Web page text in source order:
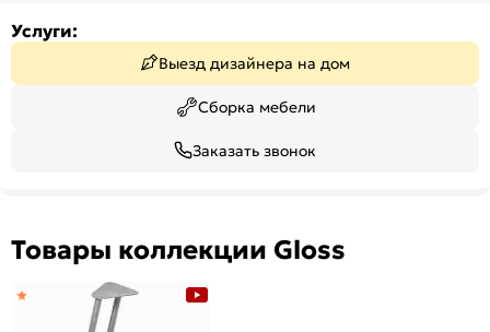
Услуги:
Выезд дизайнера на дом
Сборка мебели
Заказать звонок
Товары коллекции Gloss